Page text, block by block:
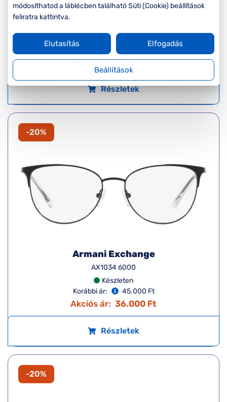
Armani Exchange
Készleten
Korábbi ár:
Akciós ár: 36.000 Ft
Részletek
-20%
Armani Exchange
AX1034 6000
Készleten
Korábbi ár:
45.000 Ft
Akciós ár: 36.000 Ft
Részletek
-20%
módosíthatod a láblécben található Süti (Cookie) beállítások
feliratra kattintva.
Beállítások
Elutasítás Elfogadás